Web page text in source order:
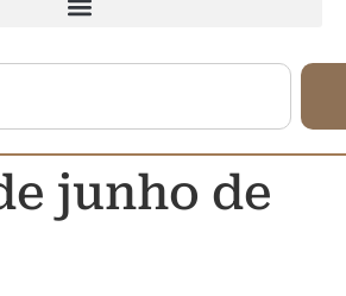
junho de